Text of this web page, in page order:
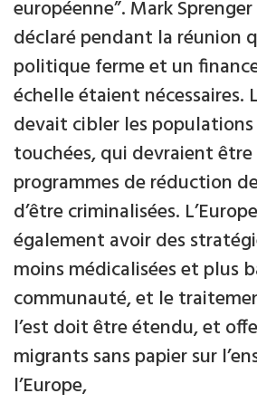
européenne”. Mark Sprenger
déclaré pendant la réunion
politique ferme et un
échelle étaient nécessaires.
devait cibler les
touchées, qui devraient
programmes de réduction
d’être criminalisées.
également avoir des
moins médicalisées et plus
communauté, et le
l’est doit être étendu, et
migrants sans papier sur
l’Europe,